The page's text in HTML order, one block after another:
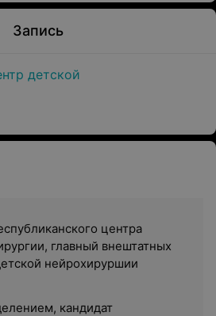
Запись
детской
центра
главный внештатных
нейрохируршии
кандидат